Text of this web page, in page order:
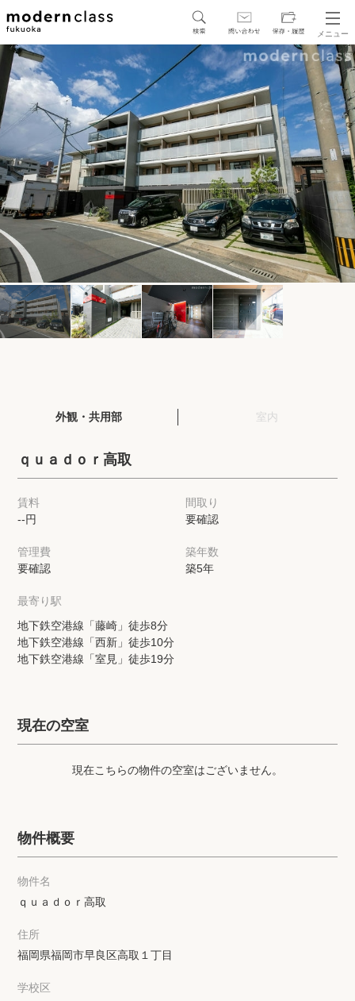
メニュー
SEARCH
地図から探す 駅・路線から探す
区から探す
人気エリアから探す
アクセスランキング
保存した検索条件
店舗・スタッフ紹介
希望条件を伝えてプロに探してもらう
来店予約
各種お問い合わせ
高級賃貸物件コラム
プライバシーポリシー
外観・共用部 室内
ｑｕａｄｏｒ高取
賃料
--円
間取り
要確認
管理費
要確認
築年数
築5年
最寄り駅
地下鉄空港線「藤崎」徒歩8分
地下鉄空港線「西新」徒歩10分
地下鉄空港線「室見」徒歩19分
現在の空室
現在こちらの物件の空室はございません。
物件概要
物件名
ｑｕａｄｏｒ高取
住所
福岡県福岡市早良区高取１丁目
学校区